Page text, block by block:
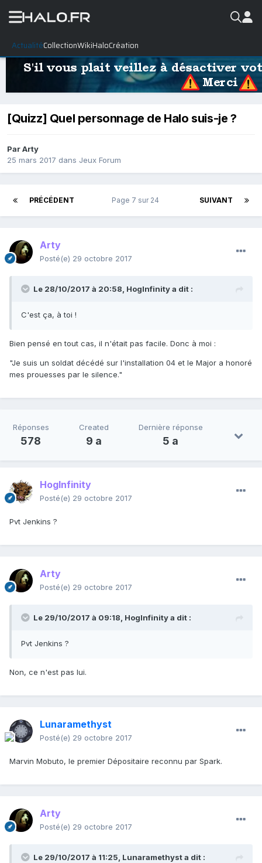
ActualitéCollectionWikiHaloCréation
[Quizz] Quel personnage de Halo suis-je ?
ParArty
25 mars 2017 dans Jeux Forum
PRÉCÉDENT SUIVANT
Page 7 sur 24
Arty
Posté(e) 29 octobre 2017
Le 28/10/2017 à 20:58, HogInfinitya dit :
C'est ça, à toi !
Bien pensé en tout cas, il n'était pas facile. Donc à moi :
"Je suis un soldat décédé sur l'installation 04 et le Major a honoré
mes prouesses par le silence."
Réponses
578
Created
9 a
Dernière réponse
5 a
HogInfinity
Posté(e) 29 octobre 2017
Pvt Jenkins ?
Arty
Posté(e) 29 octobre 2017
Le 29/10/2017 à 09:18, HogInfinitya dit :
Pvt Jenkins ?
Non, ce n'est pas lui.
Lunaramethyst
Posté(e) 29 octobre 2017
Marvin Mobuto, le premier Dépositaire reconnu par Spark.
Arty
Posté(e) 29 octobre 2017
Le 29/10/2017 à 11:25, Lunaramethysta dit :